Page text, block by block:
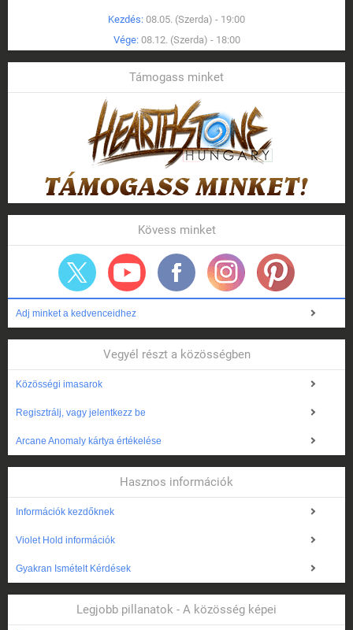
Kezdés: 08.05. (Szerda) - 19:00
Vége: 08.12. (Szerda) - 18:00
Támogass minket
Kövess minket
Adj minket a kedvenceidhez
Vegyél részt a közösségben
Közösségi imasarok
Regisztrálj, vagy jelentkezz be
Arcane Anomaly kártya értékelése
Hasznos információk
Információk kezdőknek
Violet Hold információk
Gyakran Ismételt Kérdések
Legjobb pillanatok - A közösség képei